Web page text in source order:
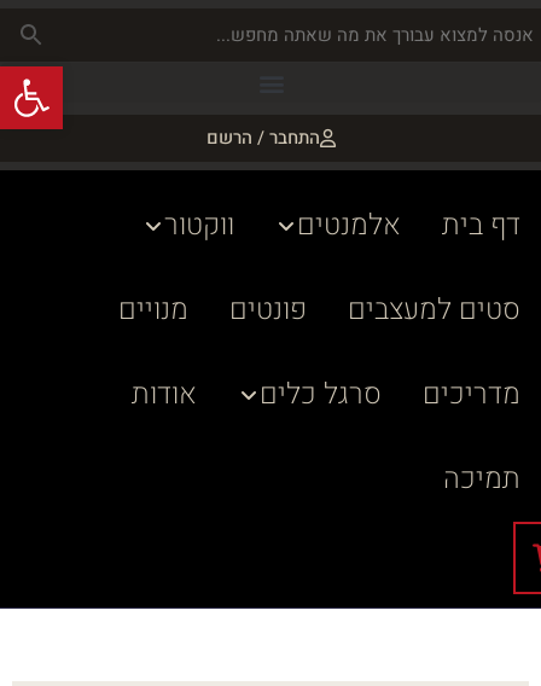
התחבר / הרשם
דף בית אלמנטים
ווקטור
סטים למעצבים
פונטים
מנויים
מדריכים
סרגל כלים
אודות
תמיכה